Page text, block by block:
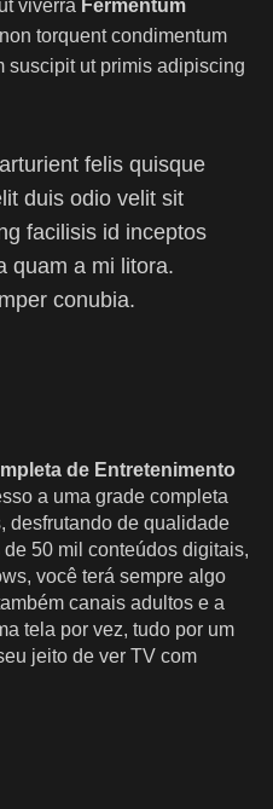
viverra Fermentum
torquent condimentum
suscipit ut primis adipiscing
felis quisque
duis odio velit sit
facilisis id inceptos
quam a mi litora.
conubia.
de Entretenimento
a uma grade completa
desfrutando de qualidade
50 mil conteúdos digitais,
você terá sempre algo
canais adultos e a
tela por vez, tudo por um
jeito de ver TV com